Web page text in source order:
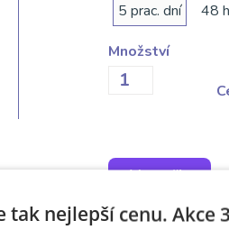
5 prac. dní
48
Množství
Vytvořit
tak nejlepší cenu. Akce